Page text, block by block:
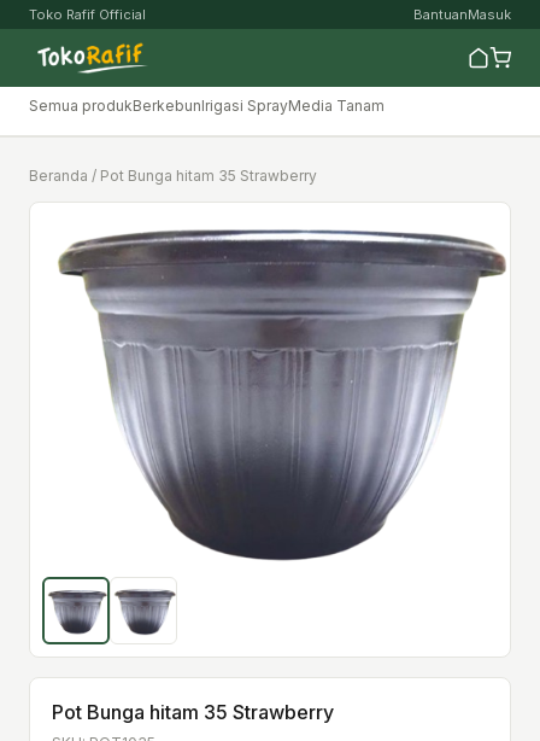
Toko Rafif Official BantuanMasuk
Semua produkBerkebunIrigasi SprayMedia Tanam
Beranda / Pot Bunga hitam 35 Strawberry
Pot Bunga hitam 35 Strawberry